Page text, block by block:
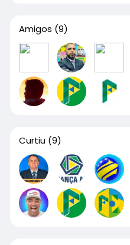
Amigos (9)
Curtiu (9)